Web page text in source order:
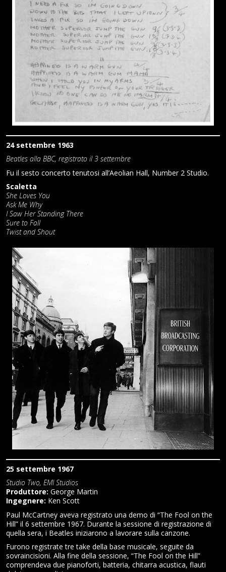
24 settembre 1963
Beatles alla BBC, registrato il 3 settembre
Fu il sesto concerto tenutosi all’Aeolian Hall, Number 2 Studio.
Scaletta
She Loves You
Ask Me Why
I Saw Her Standing There
Sure to Fall
Twist and Shout
25 settembre 1967
Studio Two, EMI Studios
Produttore: George Martin
Ingegnere: Ken Scott
Paul McCartney aveva registrato una demo di “The Fool on the
Hill” il 6 settembre 1967. Durante la sessione di registrazione di
quella sera, i Beatles iniziarono a lavorare sulla canzone.
Furono registrate tre take della base musicale, seguite da
sovraincisioni. Alla fine della sessione, “The Fool on the Hill”
comprendeva due pianoforti, batteria, chitarra acustica, flauti